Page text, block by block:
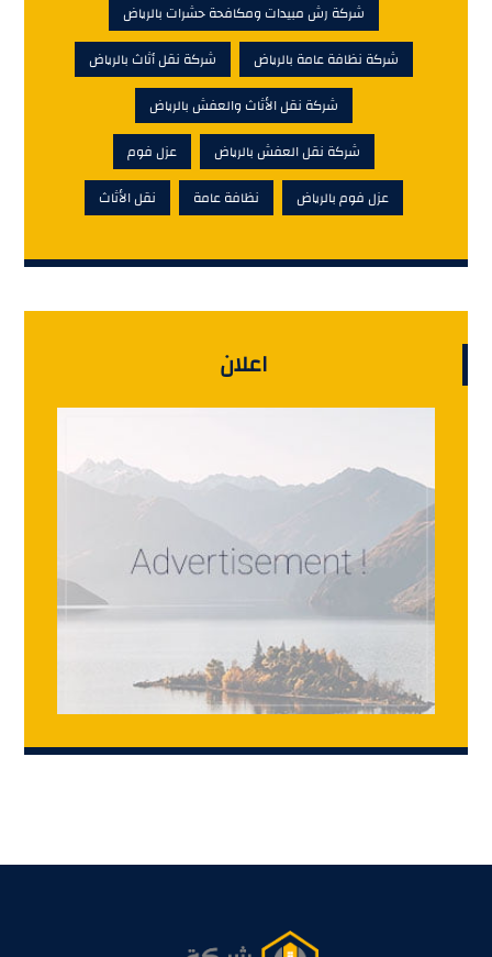
شركة رش مبيدات ومكافحة حشرات بالرياض
شركة نظافة عامة بالرياض
شركة نقل أثاث بالرياض
شركة نقل الأثاث والعفش بالرياض
شركة نقل العفش بالرياض
عزل فوم
عزل فوم بالرياض
نظافة عامة نقل الأثاث
اعلان